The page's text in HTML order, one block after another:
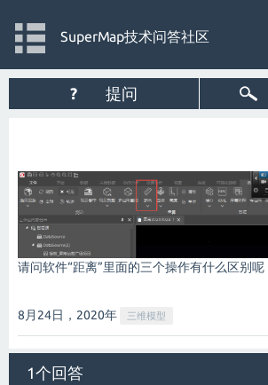
SuperMap技术问答社区
? 提问
请问软件“距离”里面的三个操作有什么区别呢
8月24日，2020年 三维模型
1个回答